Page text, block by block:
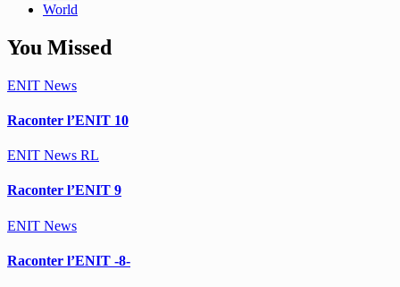
World
You Missed
ENIT News
Raconter l’ENIT 10
ENIT News RL
Raconter l’ENIT 9
ENIT News
Raconter l’ENIT -8-